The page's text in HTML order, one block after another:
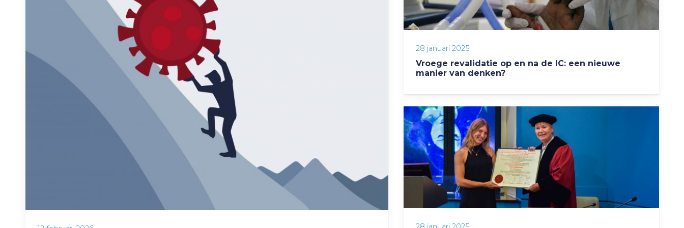
28 januari 2025
Vroege revalidatie op en na de IC: een nieuwe
manier van denken?